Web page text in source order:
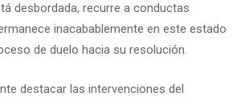
desbordada, recurre a conductas
inacabablemente en este estado
de duelo hacia su resolución.
destacar las intervenciones del